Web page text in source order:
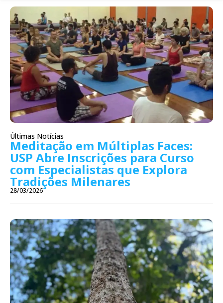
Últimas Notícias
Meditação em Múltiplas Faces:
USP Abre Inscrições para Curso
com Especialistas que Explora
Tradições Milenares
28/03/2026